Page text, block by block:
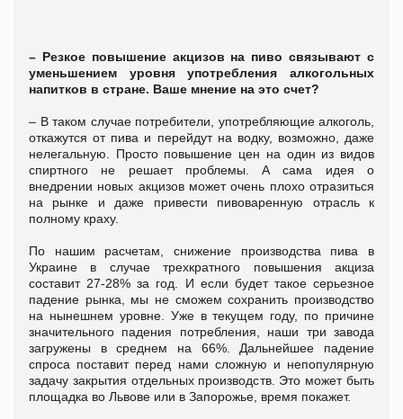
– Резкое повышение акцизов на пиво связывают с
уменьшением уровня употребления алкогольных
напитков в стране. Ваше мнение на это счет?
– В таком случае потребители, употребляющие алкоголь,
откажутся от пива и перейдут на водку, возможно, даже
нелегальную. Просто повышение цен на один из видов
спиртного не решает проблемы. А сама идея о
внедрении новых акцизов может очень плохо отразиться
на рынке и даже привести пивоваренную отрасль к
полному краху.
По нашим расчетам, снижение производства пива в
Украине в случае трехкратного повышения акциза
составит 27-28% за год. И если будет такое серьезное
падение рынка, мы не сможем сохранить производство
на нынешнем уровне. Уже в текущем году, по причине
значительного падения потребления, наши три завода
загружены в среднем на 66%. Дальнейшее падение
спроса поставит перед нами сложную и непопулярную
задачу закрытия отдельных производств. Это может быть
площадка во Львове или в Запорожье, время покажет.